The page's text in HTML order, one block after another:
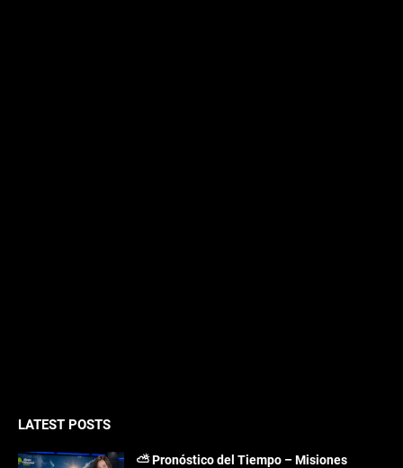
LATEST POSTS
⛅ Pronóstico del Tiempo – Misiones